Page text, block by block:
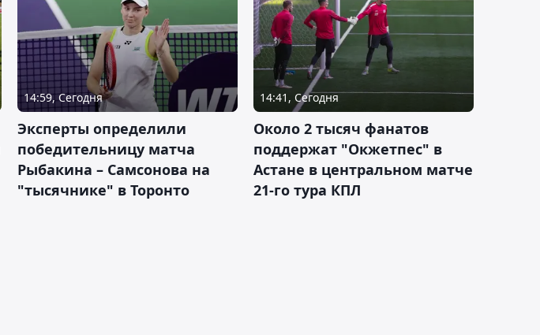
14:59, Сегодня
Эксперты определили
победительницу матча
Рыбакина – Самсонова на
"тысячнике" в Торонто
14:41, Сегодня
Около 2 тысяч фанатов
поддержат "Окжетпес" в
Астане в центральном матче
21-го тура КПЛ